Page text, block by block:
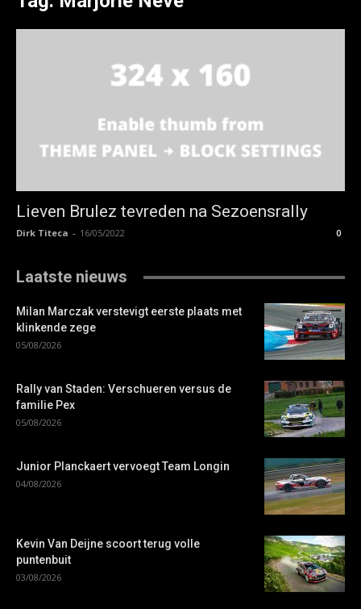
Lieven Brulez tevreden na Sezoensrally
Dirk Titeca - 16/05/2022 0
Laatste nieuws
Milan Marczak verstevigt eerste plaats met
klinkende zege
05/08/2026
Rally van Staden: Verschueren versus de
familie Pex
05/08/2026
Junior Planckaert vervoegt Team Longin
04/08/2026
Kevin Van Deijne scoort terug volle
puntenbuit
03/08/2026